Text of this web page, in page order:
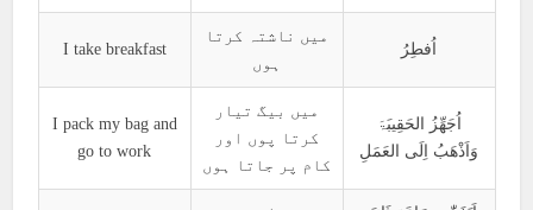
I take breakfast
میں ناشتہ کرتا
ہوں
اُفطِرُ
I pack my bag and
go to work
میں بیگ تیار
کرتا پوں اور
کام پر جاتا ہوں
اُجَھِّزُ الحَقِیبَۃَ
وَاَذْھَبُ اِلَی العَمَلِ